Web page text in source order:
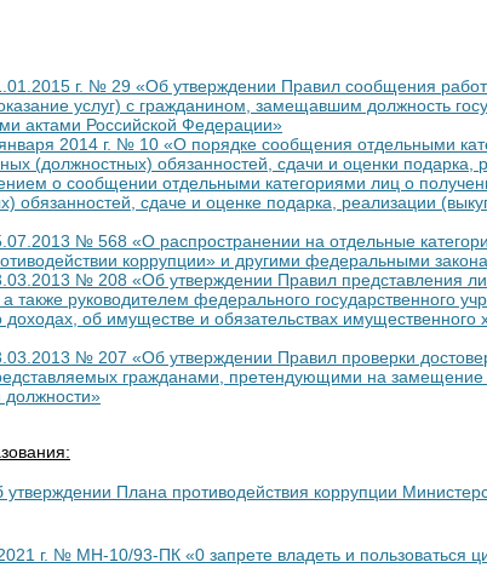
г. № 29 «Об утверждении Правил сообщения
услуг) с гражданином, замещавшим должность
актами Российской Федерации»
2014 г. № 10 «О порядке сообщения отдельными
(должностных) обязанностей, сдачи и оценки подарка,
о сообщении отдельными категориями лиц о
сдаче и оценке подарка, реализации
№ 568 «О распространении на отдельные
коррупции» и другими федеральными
№ 208 «Об утверждении Правил представления
также руководителем федерального государственного
об имуществе и обязательствах имущественного
№ 207 «Об утверждении Правил проверки
гражданами, претендующими на
Плана противодействия коррупции
г. № МН-10/93-ПК «0 запрете владеть и